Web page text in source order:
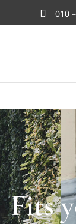
010
Fits